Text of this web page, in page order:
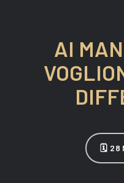
AI
🗓 28